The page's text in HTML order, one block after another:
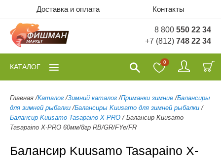
Доставка и оплата Контакты
8 800 550 22 34
+7 (812) 748 22 34
0
КАТАЛОГ
Главная /Каталог /Зимний каталог /Приманки зимние /Балансиры
для зимней рыбалки /Балансиры Kuusamo для зимней рыбалки /
Балансир Kuusamo Tasapaino X-PRO / Балансир Kuusamo
Tasapaino X-PRO 60мм/8гр RB/GR/FYe/FR
Балансир Kuusamo Tasapaino X-